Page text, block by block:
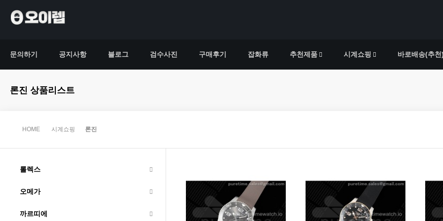
문의하기 공지사항 블로그 검수사진 구매후기 잡화류 추천제품 시계쇼핑 바로배송(추천
론진 상품리스트
HOME 시계쇼핑 론진
롤렉스
오메가
까르띠에